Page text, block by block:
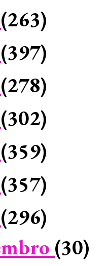
(263)
(397)
(278)
(302)
(359)
(357)
(296)
(30)